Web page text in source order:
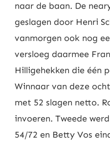
naar de baan. De
geslagen door Henri
vanmorgen ook nog
versloeg daarmee
Hilligehekken die één
Winnaar van deze
met 52 slagen netto.
invoeren. Tweede
54/72 en Betty Vos